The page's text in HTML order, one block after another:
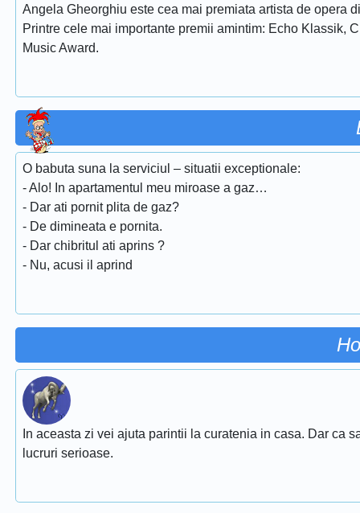
Angela Gheorghiu este cea mai premiata artista de opera
Printre cele mai importante premii amintim: Echo Klassik,
Music Award.
O babuta suna la serviciul – situatii exceptionale:
- Alo! In apartamentul meu miroase a gaz…
- Dar ati pornit plita de gaz?
- De dimineata e pornita.
- Dar chibritul ati aprins ?
- Nu, acusi il aprind
In aceasta zi vei ajuta parintii la curatenia in casa. Dar ca
lucruri serioase.